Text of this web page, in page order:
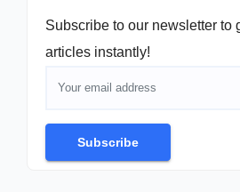
Subscribe to our newsletter to
articles instantly!
Subscribe